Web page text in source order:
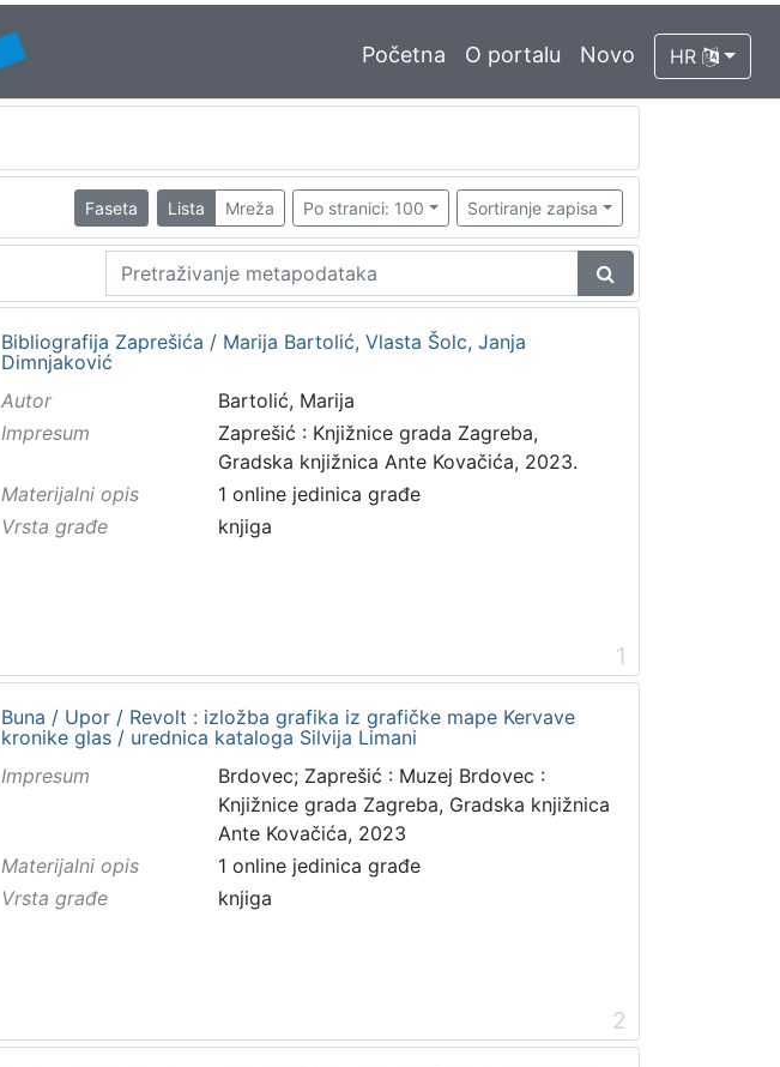
Početna O portalu Novo HR
Faseta Lista Mreža Po stranici: 100 Sortiranje zapisa
Bibliografija Zaprešića / Marija Bartolić, Vlasta Šolc, Janja
Dimnjaković
Autor
Bartolić, Marija
Impresum
Zaprešić : Knjižnice grada Zagreba,
Gradska knjižnica Ante Kovačića, 2023.
Materijalni opis
1 online jedinica građe
Vrsta građe
knjiga
1
Buna / Upor / Revolt : izložba grafika iz grafičke mape Kervave
kronike glas / urednica kataloga Silvija Limani
Impresum
Brdovec; Zaprešić : Muzej Brdovec :
Knjižnice grada Zagreba, Gradska knjižnica
Ante Kovačića, 2023
Materijalni opis
1 online jedinica građe
Vrsta građe
knjiga
2